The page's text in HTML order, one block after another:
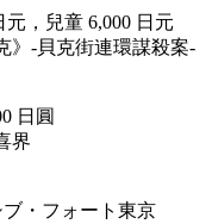
，兒童 6,000 日元
》-貝克街連環謀殺案-
日圓
界
・フォート東京